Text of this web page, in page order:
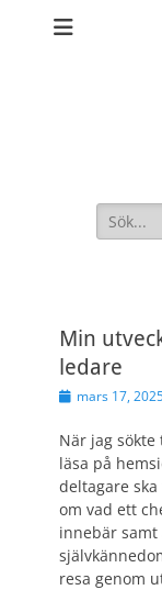
Sök
efter:
Min
ledare
Publicerad
mars 17,
När jag
läsa på
deltagare
om vad ett
innebär samt
resa genom